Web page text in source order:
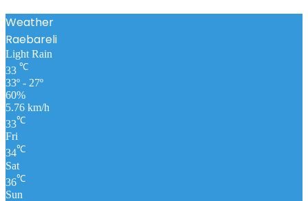
Weather
Raebareli
Light Rain
33 ℃
33º - 27º
60%
5.76 km/h
33℃
Fri
34℃
Sat
36℃
Sun